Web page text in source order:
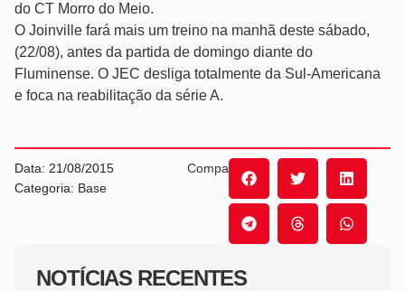
NOTÍCIAS RECENTES
do CT Morro do Meio.
O Joinville fará mais um treino na manhã deste sábado,
(22/08), antes da partida de domingo diante do
Fluminense. O JEC desliga totalmente da Sul-Americana
e foca na reabilitação da série A.
Data: 21/08/2015
Categoria: Base
Compartilhe: